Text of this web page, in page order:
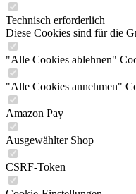
Technisch erforderlich
Diese Cookies sind für die
"Alle Cookies ablehnen"
"Alle Cookies annehmen"
Amazon Pay
Ausgewählter Shop
CSRF-Token